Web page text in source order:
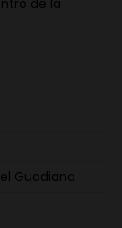
de la
Guadiana